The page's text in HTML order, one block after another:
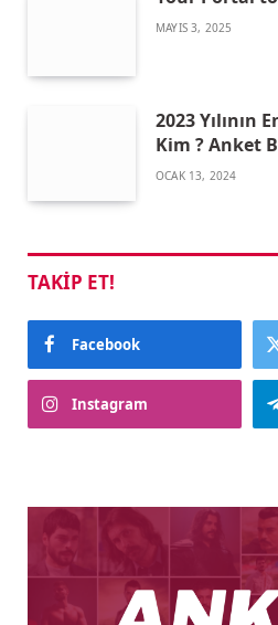
MAYIS 3, 2025
2023 Yılının
Kim ? Anket
OCAK 13, 2024
TAKIP ET!
Facebook
Instagram